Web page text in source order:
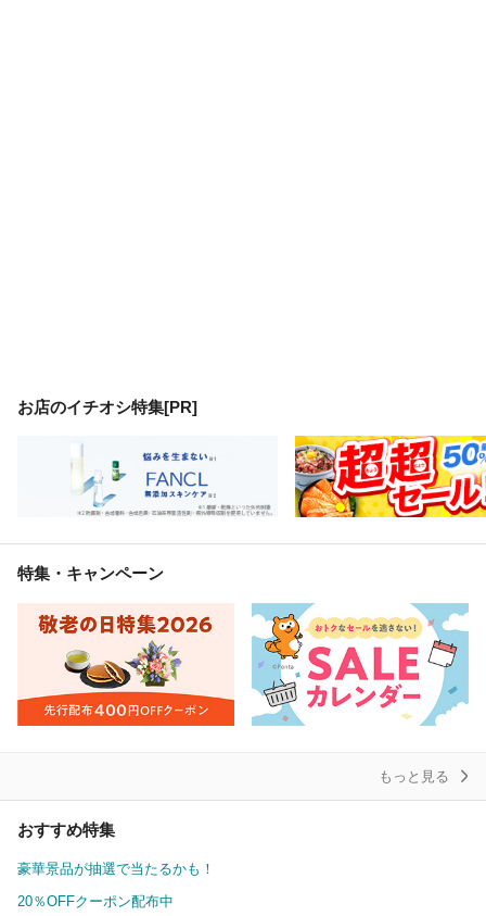
お店のイチオシ特集[PR]
特集・キャンペーン
もっと見る
おすすめ特集
豪華景品が抽選で当たるかも！
20％OFFクーポン配布中